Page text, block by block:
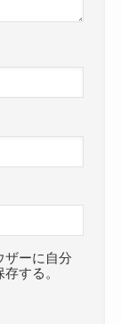
ザーに自分
する。